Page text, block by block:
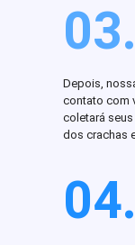
03.
Depois,
contato com
coletará
dos crachas
04.